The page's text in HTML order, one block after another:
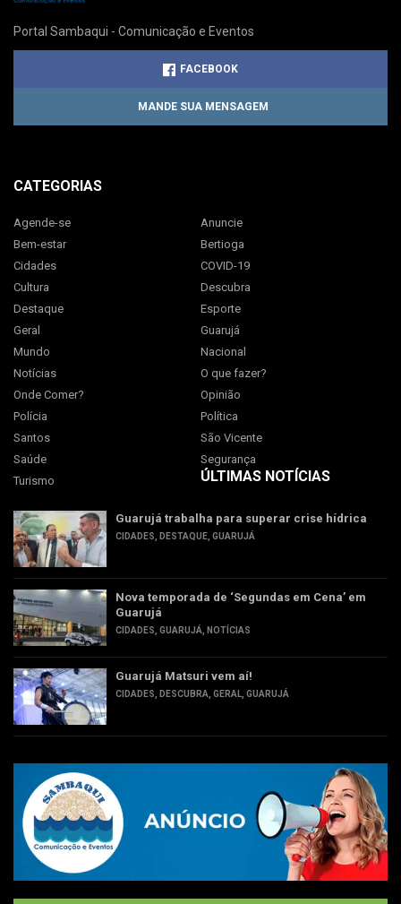
Portal Sambaqui - Comunicação e Eventos
FACEBOOK
MANDE SUA MENSAGEM
CATEGORIAS
Agende-se
Anuncie
Bem-estar
Bertioga
Cidades
COVID-19
Cultura
Descubra
Destaque
Esporte
Geral
Guarujá
Mundo
Nacional
Notícias
O que fazer?
Onde Comer?
Opinião
Polícia
Política
Santos
São Vicente
Saúde
Segurança
Turismo
ÚLTIMAS NOTÍCIAS
Guarujá trabalha para superar crise hídrica
CIDADES DESTAQUE GUARUJÁ
Nova temporada de ‘Segundas em Cena’ em
Guarujá
CIDADES GUARUJÁ NOTÍCIAS
Guarujá Matsuri vem aí!
CIDADES DESCUBRA GERAL GUARUJÁ